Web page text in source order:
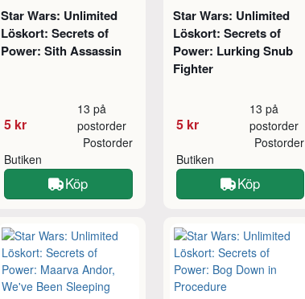
Star Wars: Unlimited
Löskort: Secrets of
Power: Sith Assassin
5 kr
13 på
postorder
Butiken
Postorder
Köp
Star Wars: Unlimited
Löskort: Secrets of
Power: Lurking Snub
Fighter
5 kr
13 på
postorder
Butiken
Postorder
Köp